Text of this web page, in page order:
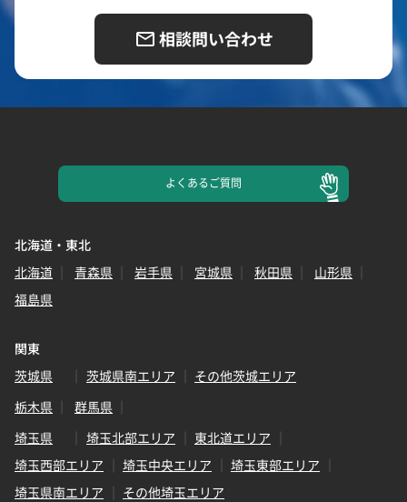
相談問い合わせ
よくあるご質問
北海道・東北
北海道
青森県 岩手県 宮城県 秋田県
山形県
福島県
関東
茨城県
茨城県南エリア
その他茨城エリア
栃木県
群馬県
埼玉県
埼玉北部エリア
東北道エリア
埼玉西部エリア
埼玉中央エリア
埼玉東部エリア
埼玉県南エリア
その他埼玉エリア